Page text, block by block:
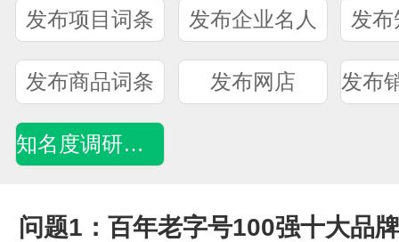
发布项目词条 发布企业名人 发
发布商品词条 发布网店
知名度调研问卷
问题1：百年老字号100强十大品